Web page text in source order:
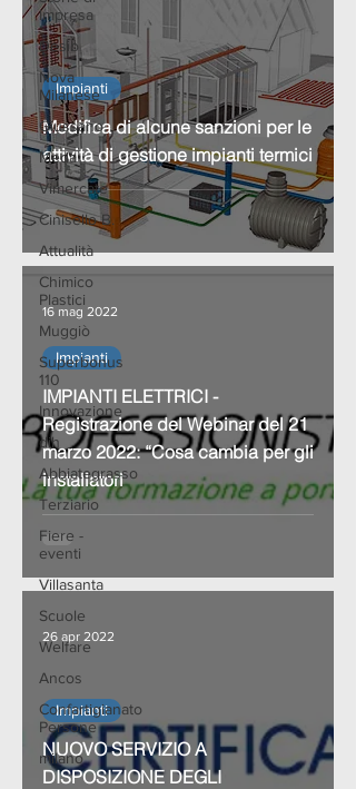
Impresa
Desio
Nova
Milanese
Giussano
Meda
Vimercate
Cinisello B.
Attualità
Chimico
Plastici
Muggiò
Superbonus
110
Innovazione
dih
Abbiategrasso
Terziario
Fiere -
eventi
Villasanta
Scuole
Welfare
Ancos
Confartigianato
Persone
milano
Modifica di alcune sanzioni per le
attività di gestione impianti termici
Impianti
IMPIANTI ELETTRICI -
Registrazione del Webinar del 21
marzo 2022: “Cosa cambia per gli
installatori
Impianti
16 mag 2022
NUOVO SERVIZIO A
DISPOSIZIONE DEGLI
Impianti
26 apr 2022